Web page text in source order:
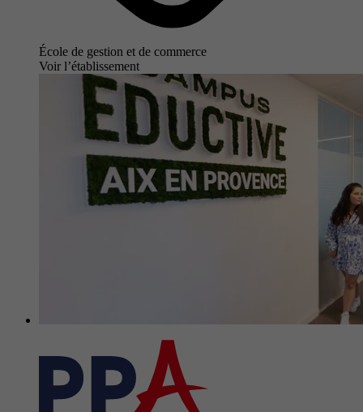
École de gestion et de commerce
Voir l’établissement